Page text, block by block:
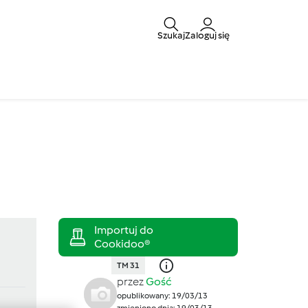
SzukajZaloguj się
TM 31
przezGość
opublikowany: 19/03/13